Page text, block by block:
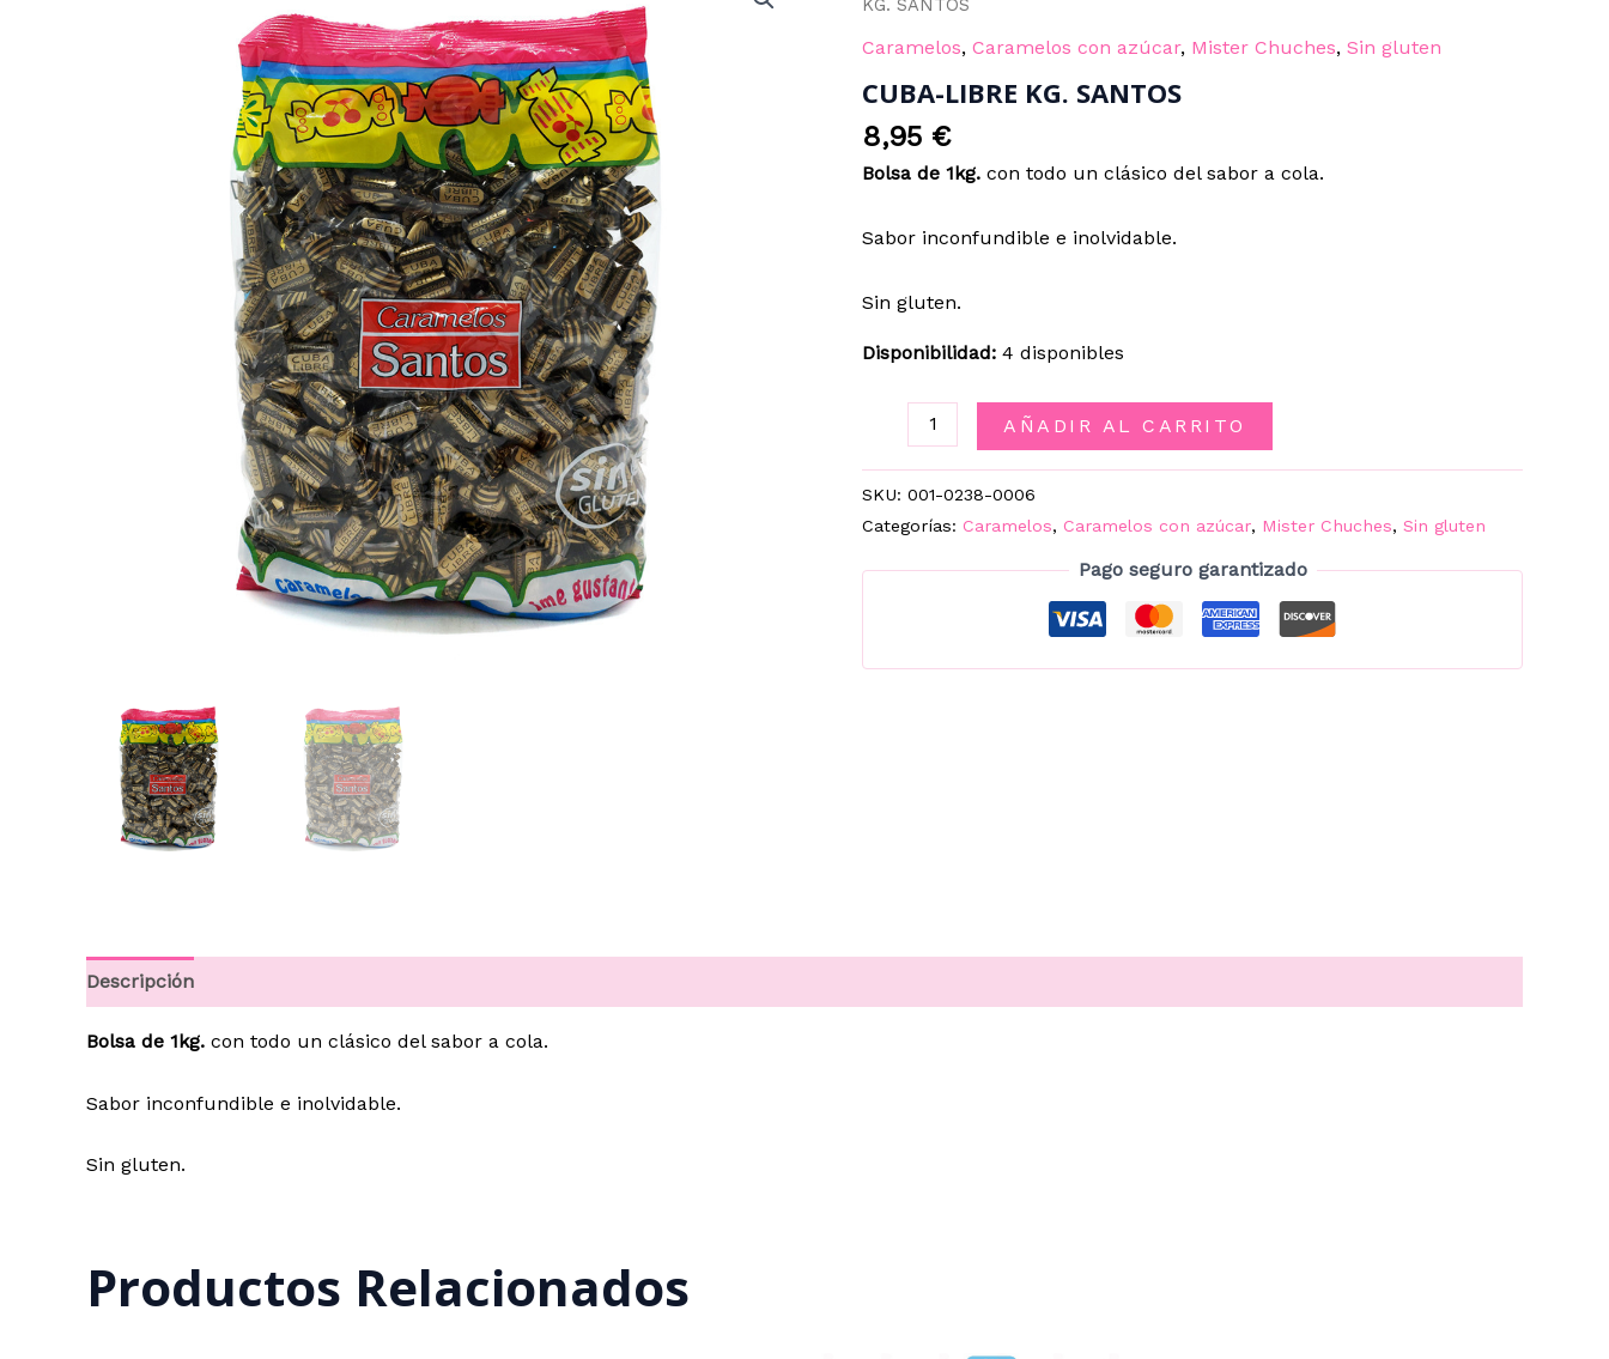
KG. SANTOS
Caramelos, Caramelos con azúcar, Mister Chuches, Sin gluten
CUBA-LIBRE KG. SANTOS
8,95 €
Bolsa de 1kg. con todo un clásico del sabor a cola.
Sabor inconfundible e inolvidable.
Sin gluten.
Disponibilidad: 4 disponibles
LIBRE
KG.
cantidad
AÑADIR AL CARRITO
SKU: 001-0238-0006
Categorías: Caramelos, Caramelos con azúcar, Mister Chuches, Sin gluten
Pago seguro garantizado
Descripción
Bolsa de 1kg. con todo un clásico del sabor a cola.
Sabor inconfundible e inolvidable.
Sin gluten.
Productos Relacionados